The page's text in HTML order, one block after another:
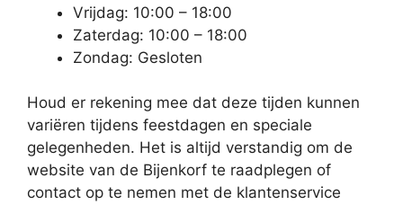
Vrijdag: 10:00 – 18:00
Zaterdag: 10:00 – 18:00
Zondag: Gesloten
Houd er rekening mee dat deze tijden kunnen
variëren tijdens feestdagen en speciale
gelegenheden. Het is altijd verstandig om de
website van de Bijenkorf te raadplegen of
contact op te nemen met de klantenservice